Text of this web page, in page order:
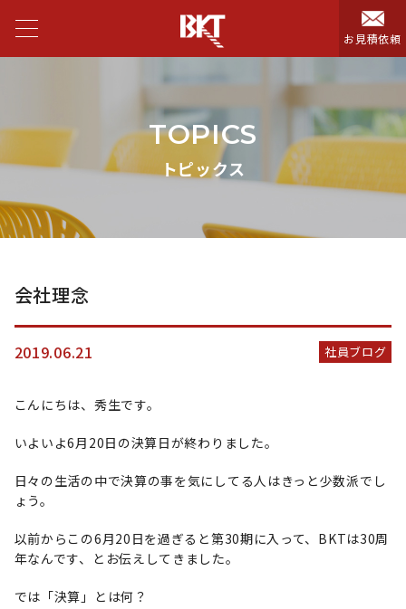
お見積依頼
TOPICS
トピックス
会社理念
2019.06.21 社員ブログ
こんにちは、秀生です。
いよいよ6月20日の決算日が終わりました。
日々の生活の中で決算の事を気にしてる人はきっと少数派でし
ょう。
以前からこの6月20日を過ぎると第30期に入って、BKTは30周
年なんです、とお伝えしてきました。
では「決算」とは何？